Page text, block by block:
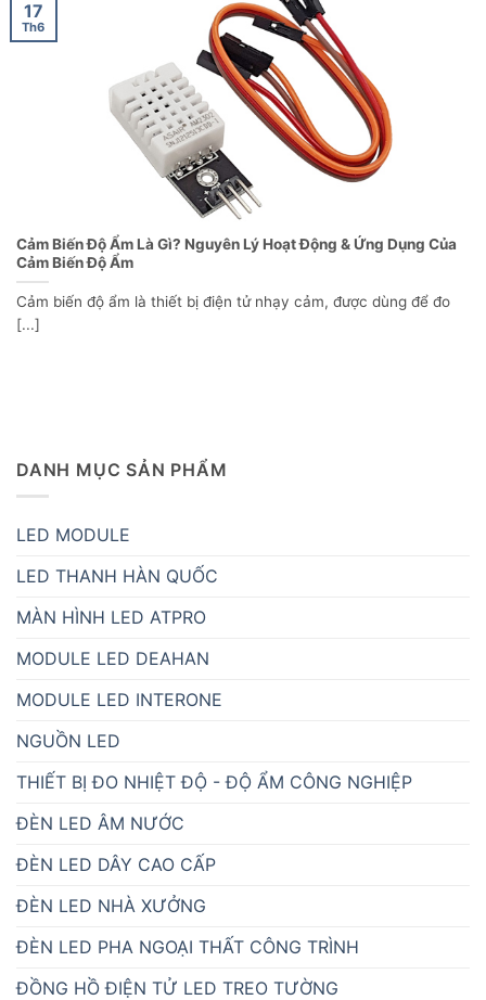
Cảm Biến Độ Ẩm Là Gì? Nguyên Lý Hoạt Động & Ứng Dụng Của
Cảm Biến Độ Ẩm
Cảm biến độ ẩm là thiết bị điện tử nhạy cảm, được dùng để đo
[...]
17
Th6
DANH MỤC SẢN PHẨM
LED MODULE
LED THANH HÀN QUỐC
MÀN HÌNH LED ATPRO
MODULE LED DEAHAN
MODULE LED INTERONE
NGUỒN LED
THIẾT BỊ ĐO NHIỆT ĐỘ - ĐỘ ẨM CÔNG NGHIỆP
ĐÈN LED ÂM NƯỚC
ĐÈN LED DÂY CAO CẤP
ĐÈN LED NHÀ XƯỞNG
ĐÈN LED PHA NGOẠI THẤT CÔNG TRÌNH
ĐỒNG HỒ ĐIỆN TỬ LED TREO TƯỜNG